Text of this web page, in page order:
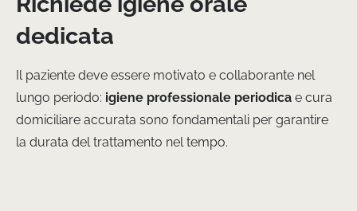
dedicata
Il paziente deve essere motivato e collaborante nel
lungo periodo: igiene professionale periodica e cura
domiciliare accurata sono fondamentali per garantire
la durata del trattamento nel tempo.